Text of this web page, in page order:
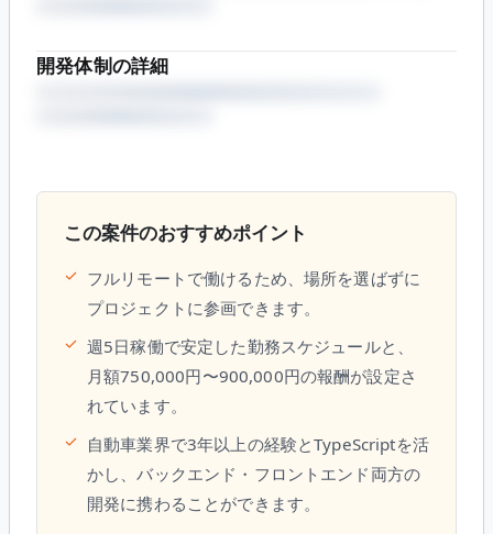
開発体制の詳細
この案件のおすすめポイント
✓ フルリモートで働けるため、場所を選ばずに
プロジェクトに参画できます。
✓ 週5日稼働で安定した勤務スケジュールと、
月額750,000円〜900,000円の報酬が設定さ
れています。
✓ 自動車業界で3年以上の経験とTypeScriptを活
かし、バックエンド・フロントエンド両方の
開発に携わることができます。